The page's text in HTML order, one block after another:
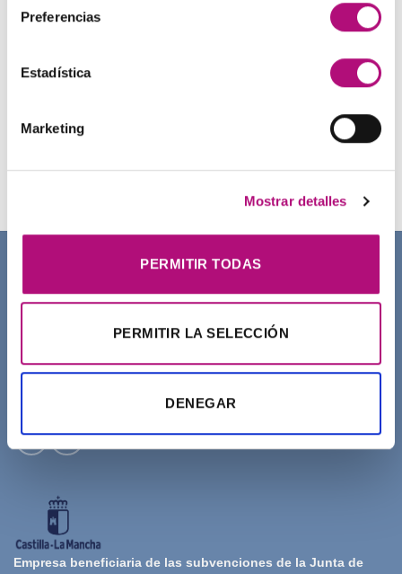
Preferencias
Estadística
Marketing
Mostrar detalles
PERMITIR TODAS
PERMITIR LA SELECCIÓN
DENEGAR
Pendientes Negro
Champú Huile d´etoile
SOBRE NOSOTROS
Empresa beneficiaria de las subvenciones de la Junta de